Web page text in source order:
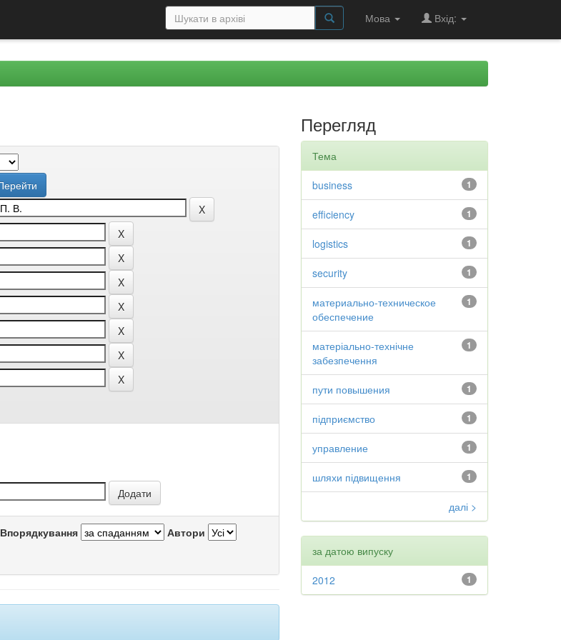
Мова Вхід:
Впорядкування Автори
Перегляд
Тема
1
business
1
efficiency
1
logistics
1
security
1
материально-техническое
обеспечение
1
матеріально-технічне
забезпечення
1
пути повышения
1
підприємство
1
управление
1
шляхи підвищення
далі >
за датою випуску
1
2012